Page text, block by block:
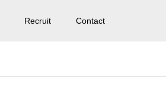
Recruit Contact